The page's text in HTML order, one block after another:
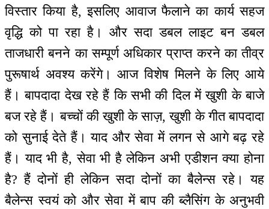
विस्तार किया है, इसलिए आवाज फैलाने का कार्य सहज
वृद्धि को पा रहा है। और सदा डबल लाइट बन डबल
ताजधारी बनने का सम्पूर्ण अधिकार प्राप्त करने का तीव्र
पुरूषार्थ अवश्य करेंगे। आज विशेष मिलने के लिए आये
हैं। बापदादा देख रहे हैं कि सभी की दिल में खुशी के बाजे
बज रहे हैं। बच्चों की खुशी के साज़, खुशी के गीत बापदादा
को सुनाई देते हैं। याद और सेवा में लगन से आगे बढ़ रहे
हैं। याद भी है, सेवा भी है लेकिन अभी एडीशन क्या होना
है? हैं दोनों ही लेकिन सदा दोनों का बैलेन्स रहे। यह
बैलेन्स स्वयं को और सेवा में बाप की ब्लैसिंग के अनुभवी